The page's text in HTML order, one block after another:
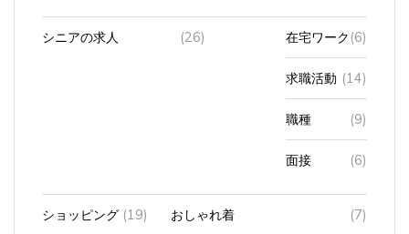
シニアの求人 (26) 在宅ワーク (6)
求職活動 (14)
職種 (9)
面接 (6)
ショッピング (19) おしゃれ着 (7)